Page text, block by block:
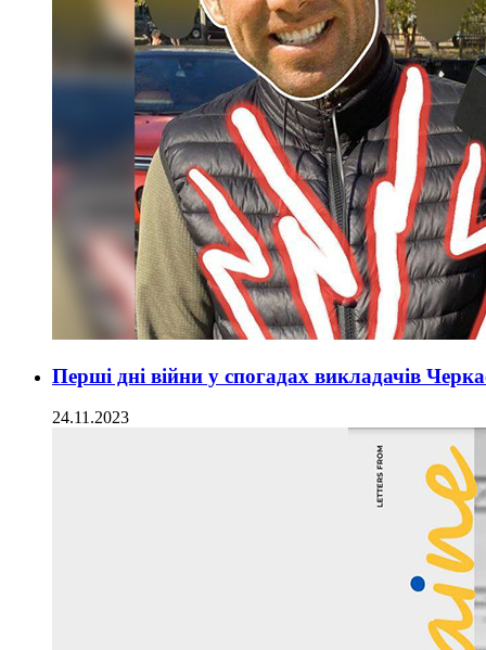
Перші дні війни у спогадах викладачів
24.11.2023